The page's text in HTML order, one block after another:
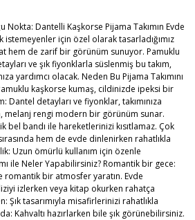
Nokta: Dantelli Kaşkorse Pijama Takımın Evde
istemeyenler için özel olarak tasarladığımız
hem de zarif bir görünüm sunuyor. Pamuklu
ve şık fiyonklarla süslenmiş bu takım,
yardımcı olacak. Neden Bu Pijama Takımını
kaşkorse kumaş, cildinizde ipeksi bir
Dantel detayları ve fiyonklar, takımınıza
melanj rengi modern bir görünüm sunar.
bel bandı ile hareketlerinizi kısıtlamaz. Çok
hem de evde dinlenirken rahatlıkla
Uzun ömürlü kullanım için özenle
ile Neler Yapabilirsiniz? Romantik bir gece:
bir atmosfer yaratın. Evde
izlerken veya kitap okurken rahatça
Şık tasarımıyla misafirlerinizi rahatlıkla
Kahvaltı hazırlarken bile şık görünebilirsiniz.